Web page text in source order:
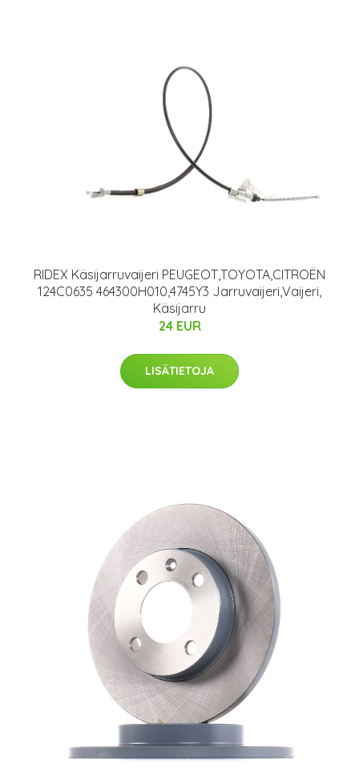
RIDEX Käsijarruvaijeri PEUGEOT,TOYOTA,CITROËN
124C0635 464300H010,4745Y3 Jarruvaijeri,Vaijeri,
Käsijarru
24 EUR
LISÄTIETOJA